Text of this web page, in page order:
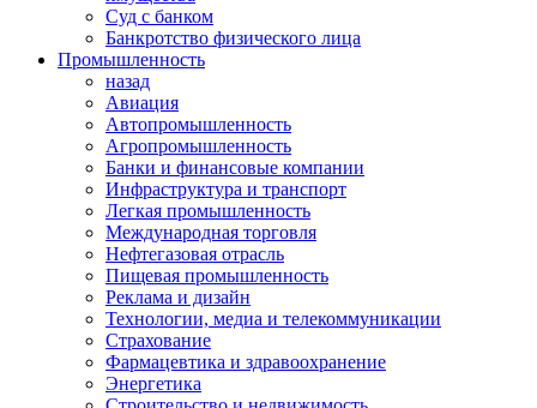
Суд с банком
Банкротство физического лица
Промышленность
назад
Авиация
Автопромышленность
Агропромышленность
Банки и финансовые компании
Инфраструктура и транспорт
Легкая промышленность
Международная торговля
Нефтегазовая отрасль
Пищевая промышленность
Реклама и дизайн
Технологии, медиа и телекоммуникации
Страхование
Фармацевтика и здравоохранение
Энергетика